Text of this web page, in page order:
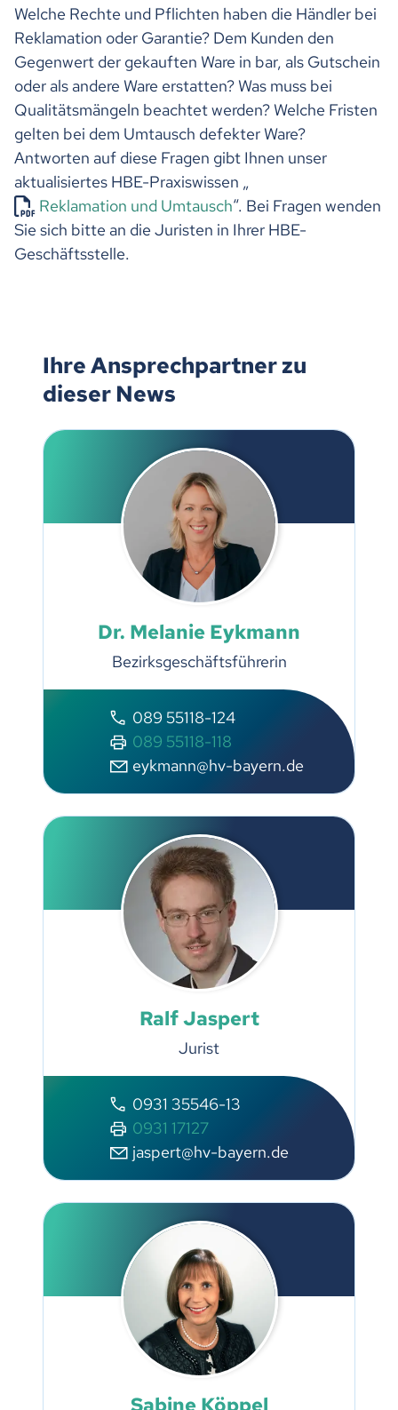
Welche Rechte und Pflichten haben die Händler bei
Reklamation oder Garantie? Dem Kunden den
Gegenwert der gekauften Ware in bar, als Gutschein
oder als andere Ware erstatten? Was muss bei
Qualitätsmängeln beachtet werden? Welche Fristen
gelten bei dem Umtausch defekter Ware?
Antworten auf diese Fragen gibt Ihnen unser
aktualisiertes HBE-Praxiswissen „
Reklamation und Umtausch“. Bei Fragen wenden
Sie sich bitte an die Juristen in Ihrer HBE-
Geschäftsstelle.
Ihre Ansprechpartner zu
dieser News
Dr. Melanie Eykmann
Bezirksgeschäftsführerin
089 55118-124
089 55118-118
eykmann@hv-bayern.de
Ralf Jaspert
Jurist
0931 35546-13
0931 17127
jaspert@hv-bayern.de